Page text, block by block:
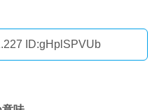
ID:gHplSPVUb